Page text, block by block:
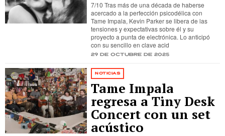
7/10 Tras más de una década de haberse
acercado a la perfección psicodélica con
Tame Impala, Kevin Parker se libera de las
tensiones y expectativas sobre él y su
proyecto a punta de electrónica. Lo anticipó
con su sencillo en clave acid
29 de octubre de 2025
NOTICIAS
Tame Impala
regresa a Tiny Desk
Concert con un set
acústico